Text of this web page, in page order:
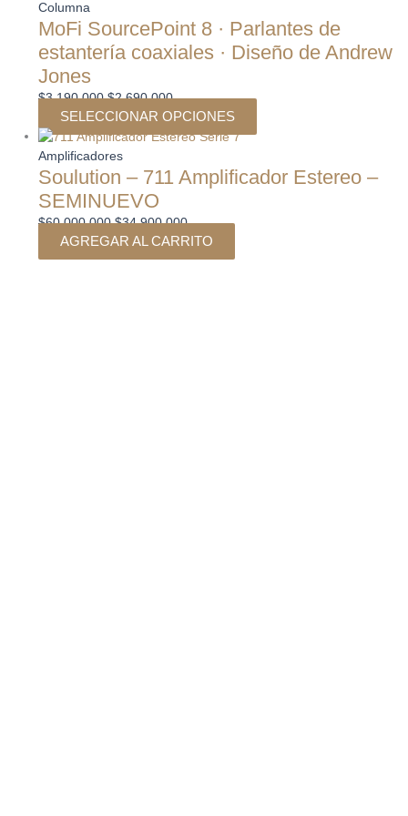
elegir
en
la
página
de
producto
Columna
MoFi SourcePoint 8 · Parlantes de
estantería coaxiales · Diseño de Andrew
Jones
$3.190.000 $2.690.000
SELECCIONAR OPCIONES
elegir
en
la
página
de
producto
Amplificadores
Soulution – 711 Amplificador Estereo –
SEMINUEVO
$60.000.000 $34.900.000
AGREGAR AL CARRITO